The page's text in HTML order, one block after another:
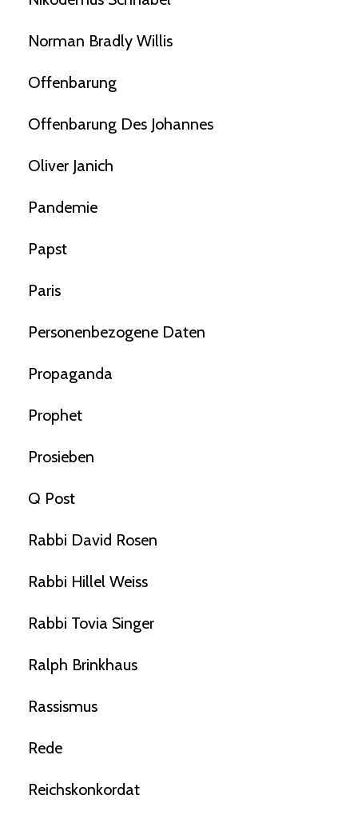
Norman Bradly Willis
Offenbarung
Offenbarung Des Johannes
Oliver Janich
Pandemie
Papst
Paris
Personenbezogene Daten
Propaganda
Prophet
Prosieben
Q Post
Rabbi David Rosen
Rabbi Hillel Weiss
Rabbi Tovia Singer
Ralph Brinkhaus
Rassismus
Rede
Reichskonkordat